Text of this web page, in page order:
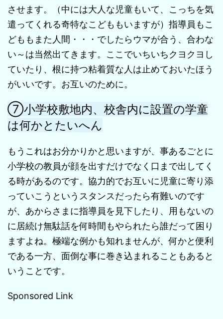
させます。（中には大人な児童もいて、こっちを気
遣ってくれる奇特なこどももいますが）指導員もこ
どももまた人間・・・でしたらウマが合う、合わな
い～は当然出てきます。ここでいちいちクヨクヨし
ていたり、根に持つ粘着質な人は止めておいたほう
がいいです。お互いのために。
⑦小学校敷地内、校舎内に設置の学童
は何かとたいへん
もうこれはお分かりかと思いますが、事あるごとに
小学校の教員が顔を出すだけでなく口まで出してく
る時があるのです。協力的でお互いに児童に寄り添
っていこうというスタンスだったら有難いのです
が、あからさまに指導員を見下したり、用もないの
に居続け無駄話を何時間もやられたら誰だって困り
ますよね。極端な例かも知れませんが、何かと便利
である一方、面倒な事に巻き込まれることもあると
いうことです。
Sponsored Link